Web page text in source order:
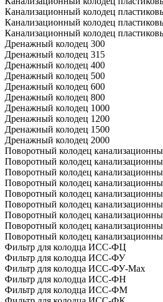
Канализационный колодец
Канализационный колодец
Канализационный колодец
Дренажный колодец 300
Дренажный колодец 315
Дренажный колодец 400
Дренажный колодец 500
Дренажный колодец 600
Дренажный колодец 800
Дренажный колодец 1000
Дренажный колодец 1200
Дренажный колодец 1500
Дренажный колодец 2000
Поворотный колодец
Поворотный колодец
Поворотный колодец
Поворотный колодец
Поворотный колодец
Поворотный колодец
Поворотный колодец
Поворотный колодец
Поворотный колодец
Фильтр для колодца ИСС-ФЦ
Фильтр для колодца ИСС-ФУ
Фильтр для колодца ИСС-ФУ-Мах
Фильтр для колодца ИСС-ФН
Фильтр для колодца ИСС-ФМ